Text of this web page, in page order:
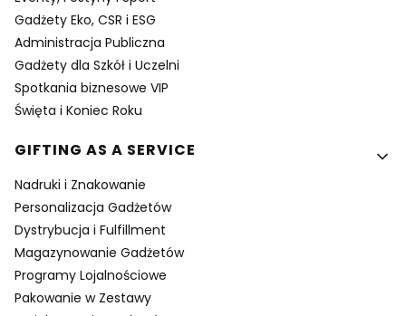
Gadżety Eko, CSR i ESG
Administracja Publiczna
Gadżety dla Szkół i Uczelni
Spotkania biznesowe VIP
Święta i Koniec Roku
GIFTING AS A SERVICE
Nadruki i Znakowanie
Personalizacja Gadżetów
Dystrybucja i Fulfillment
Magazynowanie Gadżetów
Programy Lojalnościowe
Pakowanie w Zestawy